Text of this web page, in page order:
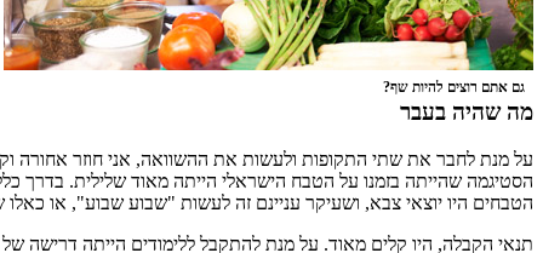
גם אתם רוצים להיות שף?
מה שהיה בעבר
על מנת לחבר את שתי התקופות ולעשות את ההשוואה, אני חוזר אחורה
הסטיגמה שהייתה בזמנו על הטבח הישראלי הייתה מאוד שלילית. בדרך
הטבחים היו יוצאי צבא, ושעיקר עניינם זה לעשות "שבוע שבוע", או